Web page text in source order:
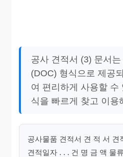
공사 견적서 (3) 문서
(DOC) 형식으로 제공
여 편리하게 사용할 수
식을 빠르게 찾고 이용
공사물품 견적서 견 적 서 견
견적일자 . . . 건 명 금 액 물